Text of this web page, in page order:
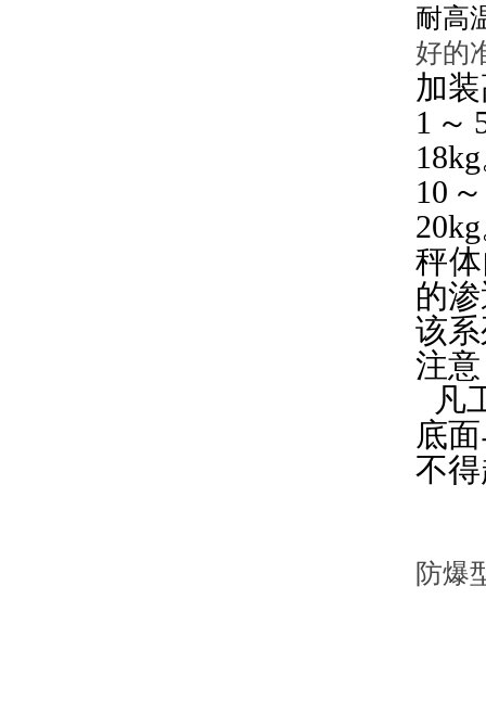
耐高
好的
加
1 ～
18kg
10 ～
20kg
秤
的
该
注
凡
底
不
防爆